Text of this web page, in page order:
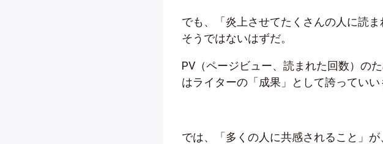
でも、「炎上させてたくさんの人に読
そうではないはずだ。
PV（ページビュー、読まれた回数）の
はライターの「成果」として誇っていい
では、「多くの人に共感されること」